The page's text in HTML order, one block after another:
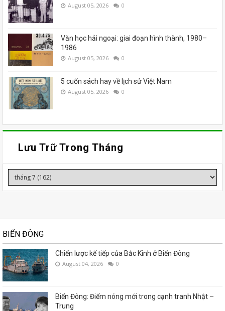
August 05, 2026 0
Văn học hải ngoại: giai đoạn hình thành, 1980–
1986
August 05, 2026 0
5 cuốn sách hay về lịch sử Việt Nam
August 05, 2026 0
Lưu Trữ Trong Tháng
BIỂN ĐÔNG
Chiến lược kế tiếp của Bắc Kinh ở Biển Đông
August 04, 2026 0
Biển Đông: Điểm nóng mới trong cạnh tranh Nhật –
Trung